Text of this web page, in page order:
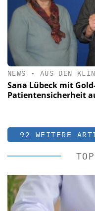
NEWS • AUS DEN
Sana Lübeck mit
Patientensicherheit
92 WEITERE